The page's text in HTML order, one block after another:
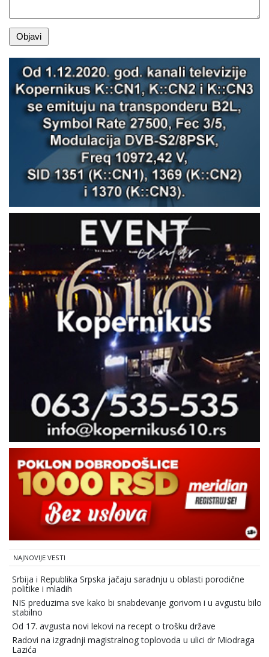
NAJNOVIJE VESTI
Srbija i Republika Srpska jačaju saradnju u oblasti porodične
politike i mladih
NIS preduzima sve kako bi snabdevanje gorivom i u avgustu bilo
stabilno
Od 17. avgusta novi lekovi na recept o trošku države
Radovi na izgradnji magistralnog toplovoda u ulici dr Miodraga
Lazića